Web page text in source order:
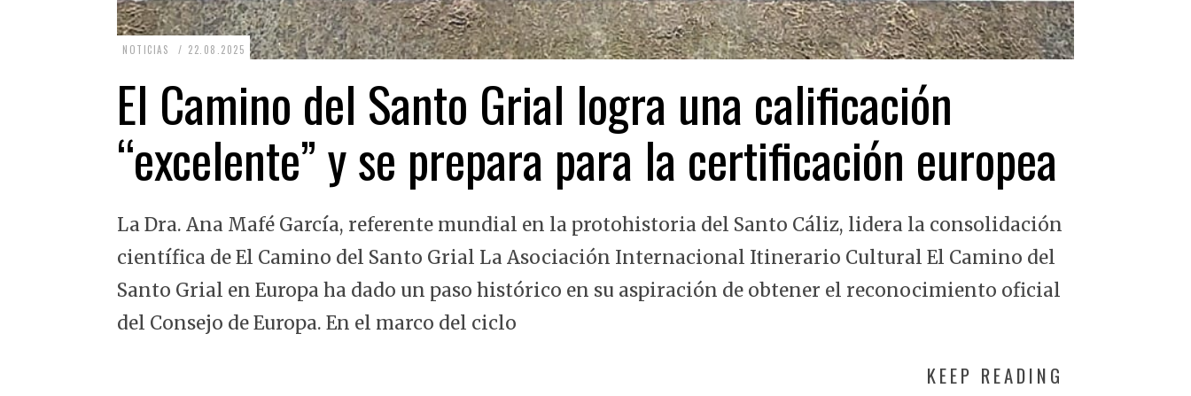
NOTICIAS 22.08.2025 2
.
0
0
2
El Camino del Santo Grial logra una calificación
“excelente” y se prepara para la certificación europea
La Dra. Ana Mafé García, referente mundial en la protohistoria del Santo Cáliz, lidera la consolidación
científica de El Camino del Santo Grial La Asociación Internacional Itinerario Cultural El Camino del
Santo Grial en Europa ha dado un paso histórico en su aspiración de obtener el reconocimiento oficial
del Consejo de Europa. En el marco del ciclo
KEEP READING